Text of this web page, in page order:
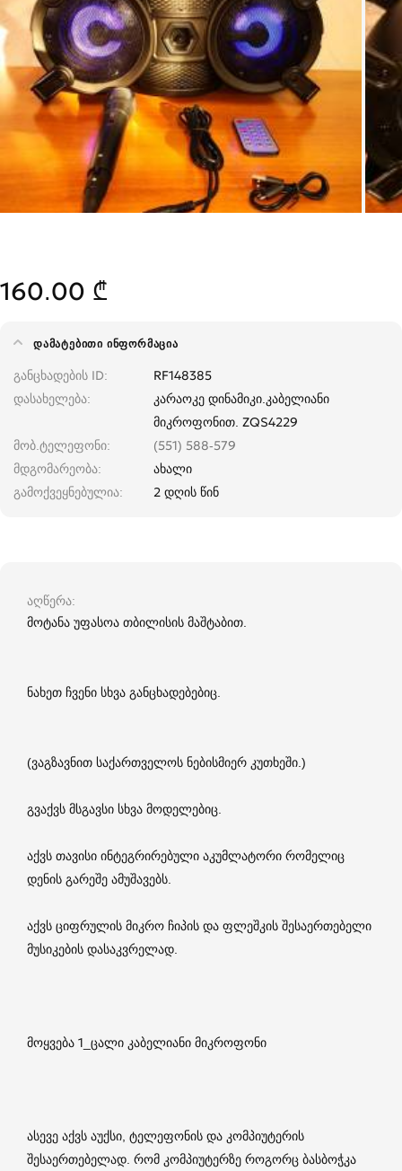
160.00 ₾
ᲓᲐᲛᲐᲢᲔᲑᲘᲗᲘ ᲘᲜᲤᲝᲠᲛᲐᲪᲘᲐ
განცხადების ID
RF148385
დასახელება
კარაოკე დინამიკი.კაბელიანი
მიკროფონით. ZQS4229
მობ.ტელეფონი
(551) 588-579
მდგომარეობა
ახალი
გამოქვეყნებულია
2 დღის წინ
აღწერა
მოტანა უფასოა თბილისის მაშტაბით.
ნახეთ ჩვენი სხვა განცხადებებიც.
(ვაგზავნით საქართველოს ნებისმიერ კუთხეში.)
გვაქვს მსგავსი სხვა მოდელებიც.
აქვს თავისი ინტეგრირებული აკუმლატორი რომელიც
დენის გარეშე ამუშავებს.
აქვს ციფრულის მიკრო ჩიპის და ფლეშკის შესაერთებელი
მუსიკების დასაკვრელად.
მოყვება 1_ცალი კაბელიანი მიკროფონი
ასევე აქვს აუქსი, ტელეფონის და კომპიუტერის
შესაერთებელად. რომ კომპიუტერზე როგორც ბასბოჭკა